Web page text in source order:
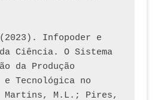
Infopoder e
Ciência. O Sistema
da Produção
Tecnológica no
M.L.; Pires,